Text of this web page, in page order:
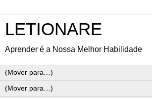
LETIONARE
Aprender é a Nossa Melhor Habilidade